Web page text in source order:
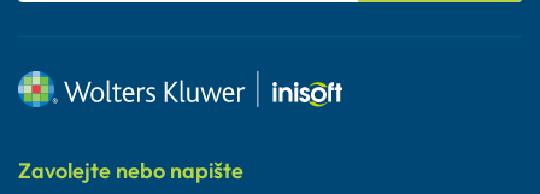
Zavolejte nebo napište